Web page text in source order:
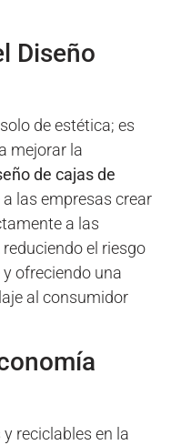
Diseño
de estética; es
mejorar la
de cajas de
las empresas crear
a las
el riesgo
ofreciendo una
al consumidor
reciclables en la